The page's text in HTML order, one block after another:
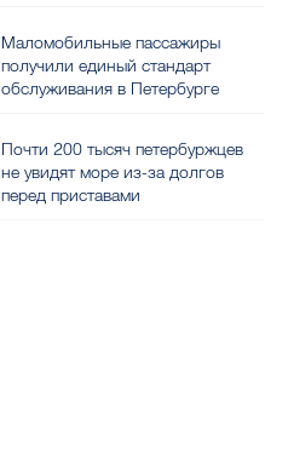
Маломобильные пассажиры
получили единый стандарт
обслуживания в Петербурге
Почти 200 тысяч петербуржцев
не увидят море из-за долгов
перед приставами